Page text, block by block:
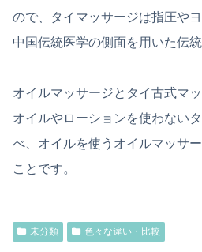
ので、タイマッサージは指圧や
中国伝統医学の側面を用いた伝
オイルマッサージとタイ古式マ
オイルやローションを使わない
べ、オイルを使うオイルマッサ
ことです。
未分類 色々な違い・比較